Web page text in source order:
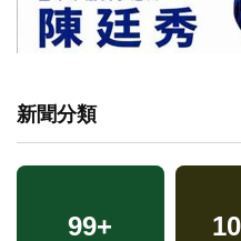
新聞分類
99+